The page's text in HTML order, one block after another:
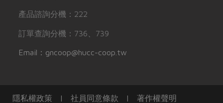
產品諮詢分機：222
訂單查詢分機：736、739
Email：gncoop@hucc-coop.tw
隱私權政策 | 社員同意條款 | 著作權聲明